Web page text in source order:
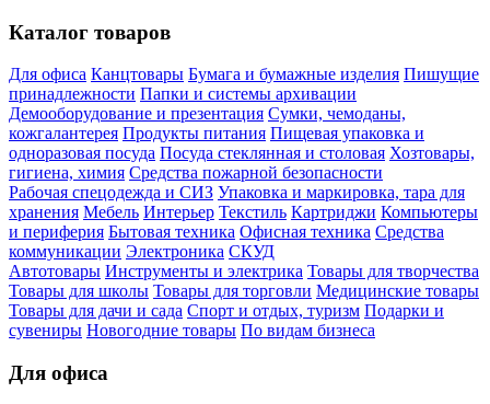
Каталог товаров
Для офиса Канцтовары Бумага и бумажные изделия Пишущие
принадлежности Папки и системы архивации
Демооборудование и презентация Сумки, чемоданы,
кожгалантерея Продукты питания Пищевая упаковка и
одноразовая посуда Посуда стеклянная и столовая Хозтовары,
гигиена, химия Средства пожарной безопасности
Рабочая спецодежда и СИЗ Упаковка и маркировка, тара для
хранения Мебель Интерьер Текстиль Картриджи Компьютеры
и периферия Бытовая техника Офисная техника Средства
коммуникации Электроника СКУД
Автотовары Инструменты и электрика Товары для творчества
Товары для школы Товары для торговли Медицинские товары
Товары для дачи и сада Спорт и отдых, туризм Подарки и
сувениры Новогодние товары По видам бизнеса
Для офиса